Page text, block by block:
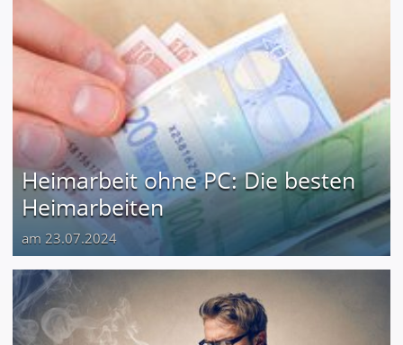
Heimarbeit ohne PC: Die besten
Heimarbeiten
am 23.07.2024